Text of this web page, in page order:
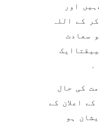
اور
کے اللہ
سعادت
کی حال
اعلان کے
ہو